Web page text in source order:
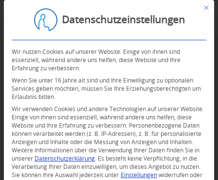
Mit
Datenschutzeinstellungen
Wir nutzen Cookies auf unserer Website. Einige von ihnen sind
essenziell, während andere uns helfen, diese Website und Ihre
Erfahrung zu verbessern.
Wenn Sie unter 16 Jahre alt sind und Ihre Einwilligung zu optionalen
Services geben möchten, müssen Sie Ihre Erziehungsberechtigten um
Erlaubnis bitten.
Wir verwenden Cookies und andere Technologien auf unserer Website.
Einige von ihnen sind essenziell, während andere uns helfen, diese
Website und Ihre Erfahrung zu verbessern.
Personenbezogene Daten
können verarbeitet werden (z. B. IP-Adressen), z. B. für personalisierte
Anzeigen und Inhalte oder die Messung von Anzeigen und Inhalten.
Weitere Informationen über die Verwendung Ihrer Daten finden Sie in
unserer Datenschutzerklärung
Es besteht keine Verpflichtung, in die
Verarbeitung Ihrer Daten einzuwilligen, um dieses Angebot zu nutzen.
Sie können Ihre Auswahl jederzeit unter Einstellungen widerrufen oder